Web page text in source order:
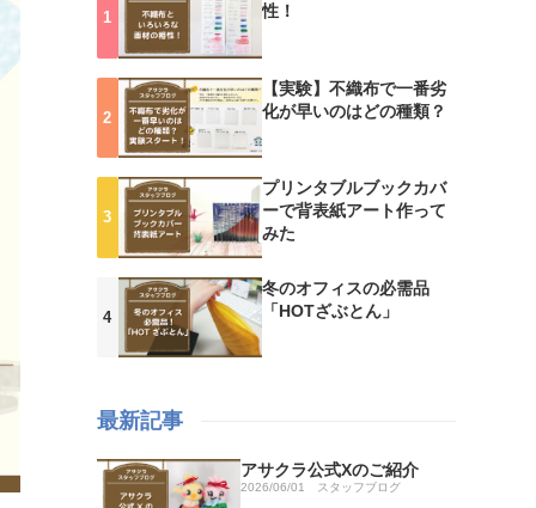
性！
【実験】不織布で一番劣
化が早いのはどの種類？
プリンタブルブックカバ
ーで背表紙アート作って
みた
冬のオフィスの必需品
「HOTざぶとん」
最新記事
アサクラ公式Xのご紹介
2026/06/01 スタッフブログ